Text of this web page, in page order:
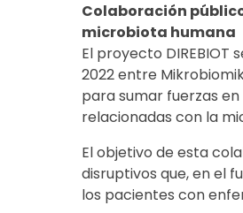
Colaboración
microbiota humana
El proyecto
2022 entre
para sumar fuerzas
relacionadas con la
El objetivo de esta
disruptivos que, en el
los pacientes con